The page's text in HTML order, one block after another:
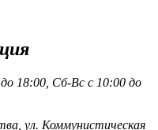
18:00, Сб-Вс с 10:00 до
ул. Коммунистическая